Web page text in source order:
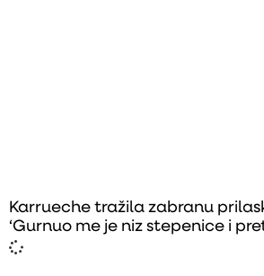
Karrueche tražila zabranu
‘Gurnuo me je niz stepenice i